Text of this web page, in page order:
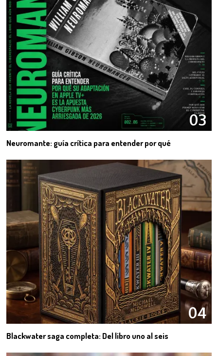
03
Neuromante: guía crítica para entender por qué
04
Blackwater saga completa: Del libro uno al seis